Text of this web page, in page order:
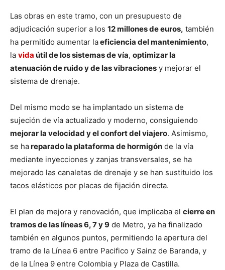
Las obras en este tramo, con un presupuesto de
adjudicación superior a los 12 millones de euros, también
ha permitido aumentar laeficiencia del mantenimiento,
la vida útil de los sistemas de vía, optimizar la
atenuación de ruido y de las vibraciones y mejorar el
sistema de drenaje.
Del mismo modo se ha implantado un sistema de
sujeción de vía actualizado y moderno, consiguiendo
mejorar la velocidad y el confort del viajero. Asimismo,
se hareparado la plataforma de hormigón de la vía
mediante inyecciones y zanjas transversales, se ha
mejorado las canaletas de drenaje y se han sustituido los
tacos elásticos por placas de fijación directa.
El plan de mejora y renovación, que implicaba el cierre en
tramos de las líneas 6, 7 y 9 de Metro, ya ha finalizado
también en algunos puntos, permitiendo la apertura del
tramo de la Línea 6 entre Pacifico y Sainz de Baranda, y
de la Línea 9 entre Colombia y Plaza de Castilla.